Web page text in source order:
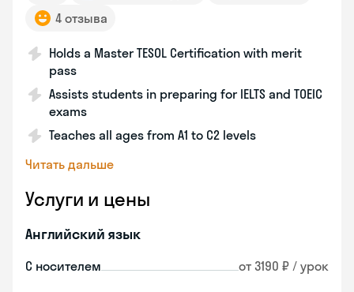
4 отзыва
Holds a Master TESOL Certification with merit
pass
Assists students in preparing for IELTS and TOEIC
exams
Teaches all ages from A1 to C2 levels
Читать дальше
Услуги и цены
Английский язык
С носителем от 3190 ₽ / урок